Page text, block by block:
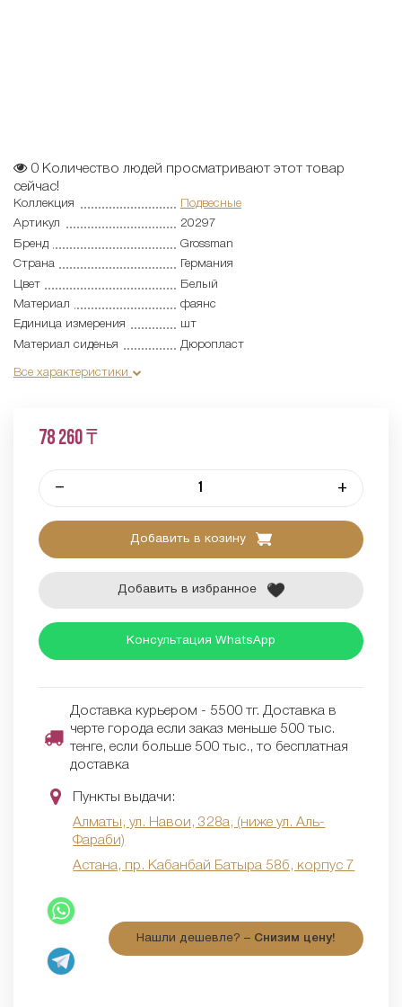
0 Количество людей просматривают этот товар
сейчас!
Коллекция
Подвесные
Артикул
20297
Бренд
Grossman
Страна
Германия
Цвет
Белый
Материал
фаянс
Единица измерения
шт
Материал сиденья
Дюропласт
Все характеристики
78 260 ₸
– +
Добавить в козину
Добавить в избранное
Консультация WhatsApp
Доставка курьером - 5500 тг. Доставка в
черте города если заказ меньше 500 тыс.
тенге, если больше 500 тыс., то бесплатная
доставка
Пункты выдачи:
Алматы, ул. Навои, 328а, (ниже ул. Аль-
Фараби)
Астана, пр. Кабанбай Батыра 58б, корпус 7
Нашли дешевле? – Снизим цену!